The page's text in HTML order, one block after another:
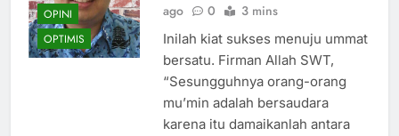
OPINI
OPTIMIS
ago
0 3 mins
Inilah kiat sukses menuju ummat
bersatu. Firman Allah SWT,
“Sesungguhnya orang-orang
mu’min adalah bersaudara
karena itu damaikanlah antara